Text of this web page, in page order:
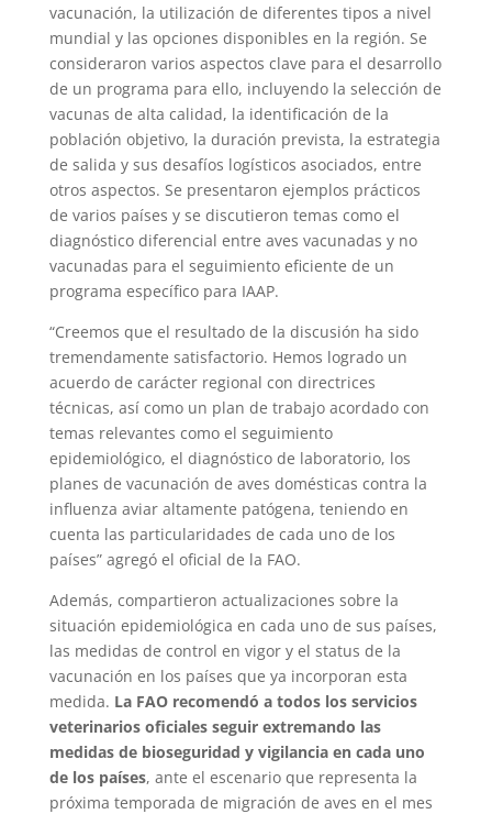
vacunación, la utilización de diferentes tipos a nivel
mundial y las opciones disponibles en la región. Se
consideraron varios aspectos clave para el desarrollo
de un programa para ello, incluyendo la selección de
vacunas de alta calidad, la identificación de la
población objetivo, la duración prevista, la estrategia
de salida y sus desafíos logísticos asociados, entre
otros aspectos. Se presentaron ejemplos prácticos
de varios países y se discutieron temas como el
diagnóstico diferencial entre aves vacunadas y no
vacunadas para el seguimiento eficiente de un
programa específico para IAAP.
“Creemos que el resultado de la discusión ha sido
tremendamente satisfactorio. Hemos logrado un
acuerdo de carácter regional con directrices
técnicas, así como un plan de trabajo acordado con
temas relevantes como el seguimiento
epidemiológico, el diagnóstico de laboratorio, los
planes de vacunación de aves domésticas contra la
influenza aviar altamente patógena, teniendo en
cuenta las particularidades de cada uno de los
países” agregó el oficial de la FAO.
Además, compartieron actualizaciones sobre la
situación epidemiológica en cada uno de sus países,
las medidas de control en vigor y el status de la
vacunación en los países que ya incorporan esta
medida. La FAO recomendó a todos los servicios
veterinarios oficiales seguir extremando las
medidas de bioseguridad y vigilancia en cada uno
de los países, ante el escenario que representa la
próxima temporada de migración de aves en el mes